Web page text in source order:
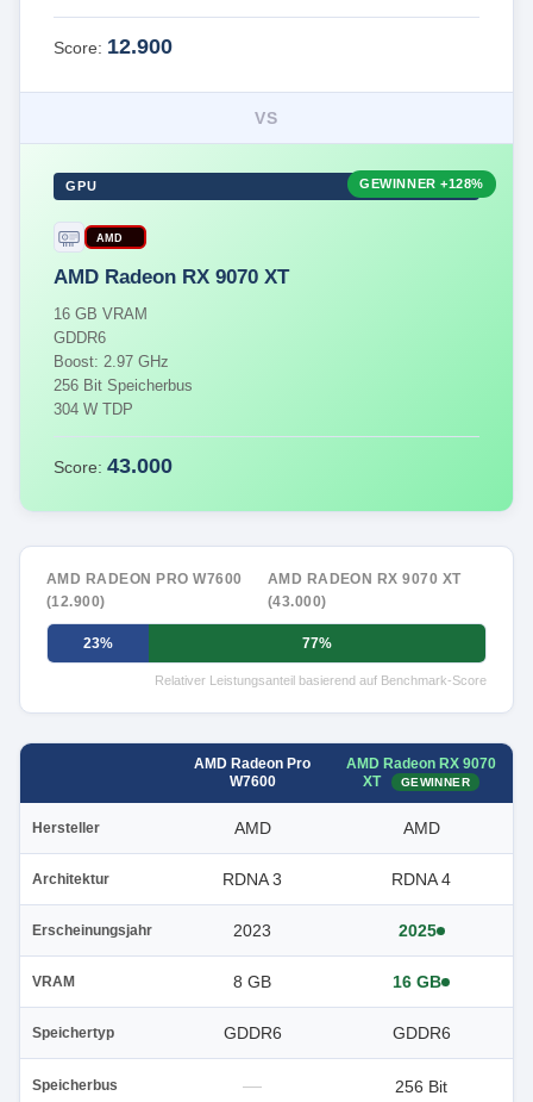
Score: 12.900
VS
GPU
AMD
AMD Radeon RX 9070 XT
16 GB VRAM
GDDR6
Boost: 2.97 GHz
256 Bit Speicherbus
304 W TDP
Score: 43.000
GEWINNER+128%
AMD RADEON PRO W7600
(12.900)
AMD RADEON RX 9070 XT
(43.000)
23% 77%
Relativer Leistungsanteil basierend auf Benchmark-Score
AMD Radeon Pro
W7600
AMD Radeon RX 9070
XT
GEWINNER
Hersteller AMD AMD
Architektur RDNA 3 RDNA 4
Erscheinungsjahr 2023 2025
VRAM 8 GB 16 GB
Speichertyp GDDR6 GDDR6
Speicherbus — 256 Bit